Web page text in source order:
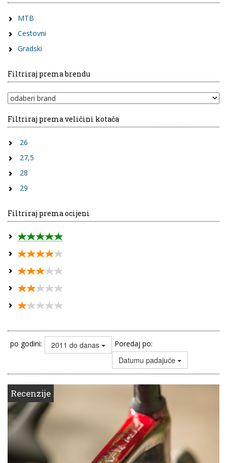
MTB
Cestovni
Gradski
Filtriraj prema brendu
Filtriraj prema veličini kotača
26
27,5
28
29
Filtriraj prema ocijeni
po godini: 2011 do danas Poredaj po:
Datumu padajuće
Recenzije